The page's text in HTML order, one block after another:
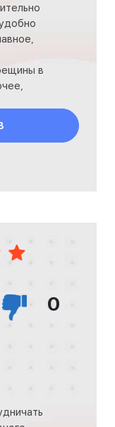
в
0